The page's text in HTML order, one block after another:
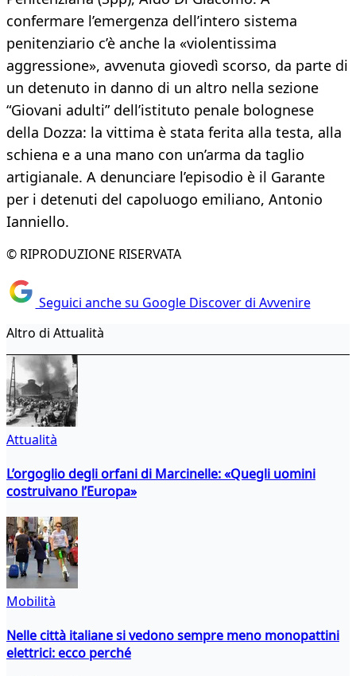
confermare l’emergenza dell’intero sistema
penitenziario c’è anche la «violentissima
aggressione», avvenuta giovedì scorso, da parte di
un detenuto in danno di un altro nella sezione
“Giovani adulti” dell’istituto penale bolognese
della Dozza: la vittima è stata ferita alla testa, alla
schiena e a una mano con un’arma da taglio
artigianale. A denunciare l’episodio è il Garante
per i detenuti del capoluogo emiliano, Antonio
Ianniello.
© RIPRODUZIONE RISERVATA
Seguici anche su Google Discover di Avvenire
Altro di Attualità
Attualità
L’orgoglio degli orfani di Marcinelle: «Quegli uomini
costruivano l’Europa»
Mobilità
Nelle città italiane si vedono sempre meno monopattini
elettrici: ecco perché